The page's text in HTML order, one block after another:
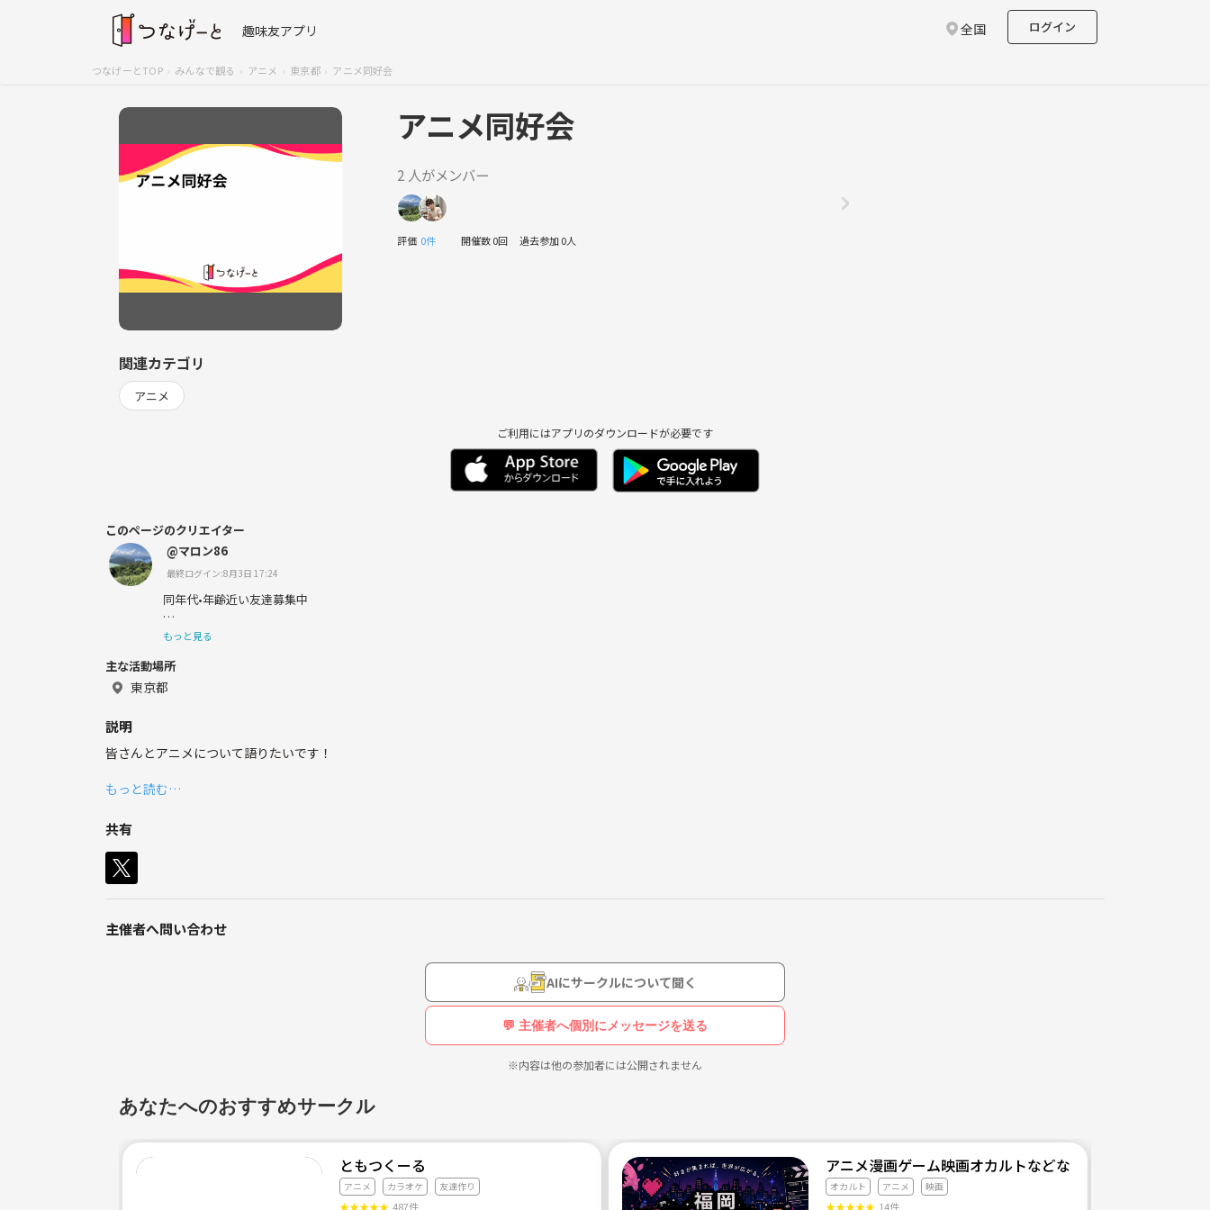
趣味友アプリ 全国 ログイン
つなげーとTOP みんなで観る アニメ 東京都 アニメ同好会
アニメ同好会
2 人がメンバー
評価 0件 開催数 0回 過去参加 0人
関連カテゴリ
アニメ
ご利用にはアプリのダウンロードが必要です
このページのクリエイター
@マロン86
最終ログイン:8月3日 17:24
同年代•年齢近い友達募集中
もっと見る
主な活動場所
東京都
説明
皆さんとアニメについて語りたいです！
もっと読む…
共有
主催者へ問い合わせ
AIにサークルについて聞く
💬 主催者へ個別にメッセージを送る
※内容は他の参加者には公開されません
あなたへのおすすめサークル
ともつくーる
アニメ カラオケ 友達作り
★★★★★ 487件
アニメ漫画ゲーム映画オカルトなどなどサブカル好きのた
オカルト アニメ 映画
★★★★★ 14件